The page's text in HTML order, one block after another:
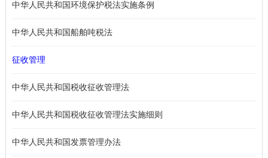
中华人民共和国环境保护税法实施条例
中华人民共和国船舶吨税法
征收管理
中华人民共和国税收征收管理法
中华人民共和国税收征收管理法实施细则
中华人民共和国发票管理办法